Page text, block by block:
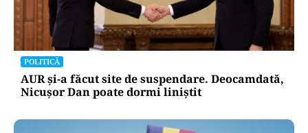
POLITICĂ
AUR și-a făcut site de suspendare. Deocamdată,
Nicușor Dan poate dormi liniștit